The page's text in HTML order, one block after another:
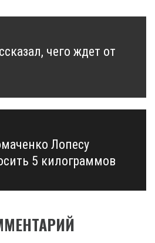
чего ждет от
Лопесу
5 килограммов